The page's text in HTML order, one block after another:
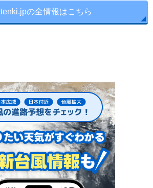
tenki.jpの全情報はこちら